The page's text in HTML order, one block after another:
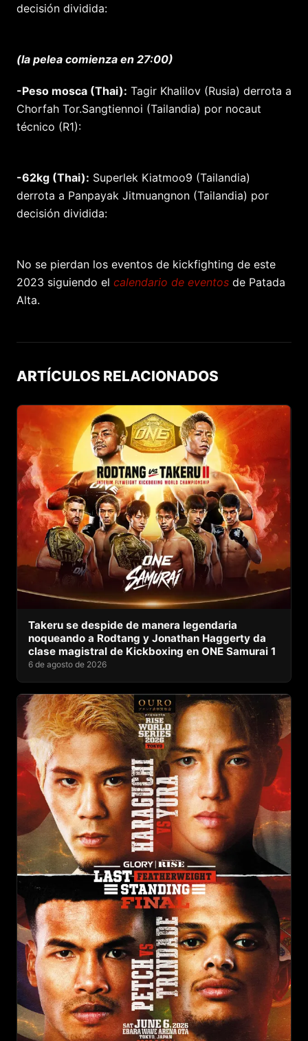
decisión dividida:
(la pelea comienza en 27:00)
-Peso mosca (Thai): Tagir Khalilov (Rusia) derrota a
Chorfah Tor.Sangtiennoi (Tailandia) por nocaut
técnico (R1):
-62kg (Thai): Superlek Kiatmoo9 (Tailandia)
derrota a Panpayak Jitmuangnon (Tailandia) por
decisión dividida:
No se pierdan los eventos de kickfighting de este
2023 siguiendo el calendario de eventos de Patada
Alta.
ARTÍCULOS RELACIONADOS
Takeru se despide de manera legendaria
noqueando a Rodtang y Jonathan Haggerty da
clase magistral de Kickboxing en ONE Samurai 1
6 de agosto de 2026